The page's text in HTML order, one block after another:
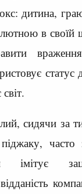
дитина,
в своїй
сидячи за
часто
імітує